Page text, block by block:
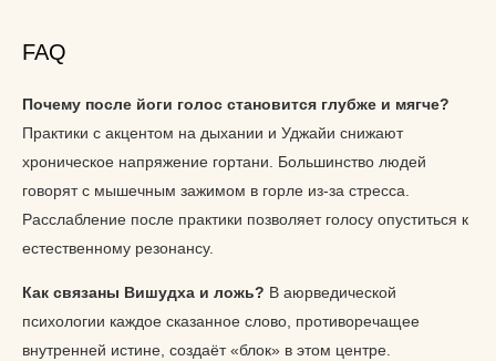
FAQ
Почему после йоги голос становится глубже и мягче?
Практики с акцентом на дыхании и Уджайи снижают
хроническое напряжение гортани. Большинство людей
говорят с мышечным зажимом в горле из-за стресса.
Расслабление после практики позволяет голосу опуститься к
естественному резонансу.
Как связаны Вишудха и ложь? В аюрведической
психологии каждое сказанное слово, противоречащее
внутренней истине, создаёт «блок» в этом центре.